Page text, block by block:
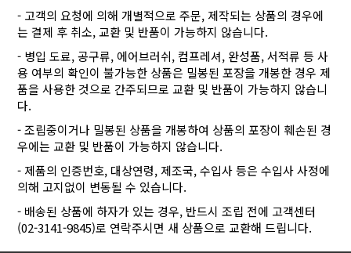
- 고객의 요청에 의해 개별적으로 주문, 제작되는 상품의 경우에
는 결제 후 취소, 교환 및 반품이 가능하지 않습니다.
- 병입 도료, 공구류, 에어브러쉬, 컴프레셔, 완성품, 서적류 등 사
용 여부의 확인이 불가능한 상품은 밀봉된 포장을 개봉한 경우 제
품을 사용한 것으로 간주되므로 교환 및 반품이 가능하지 않습니
다.
- 조립중이거나 밀봉된 상품을 개봉하여 상품의 포장이 훼손된 경
우에는 교환 및 반품이 가능하지 않습니다.
- 제품의 인증번호, 대상연령, 제조국, 수입사 등은 수입사 사정에
의해 고지없이 변동될 수 있습니다.
- 배송된 상품에 하자가 있는 경우, 반드시 조립 전에 고객센터
(02-3141-9845)로 연락주시면 새 상품으로 교환해 드립니다.